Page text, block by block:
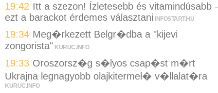
19:42 Itt a szezon! Ízletesebb és vitamindúsabb
ezt a barackot érdemes választani INFOSTART.HU
19:34 Meg�rkezett Belgr�dba a "kijevi
zongorista" KURUC.INFO
19:33 Oroszorsz�g s�lyos csap�st m�rt
Ukrajna legnagyobb olajkitermel� v�llalat�ra
KURUC.INFO